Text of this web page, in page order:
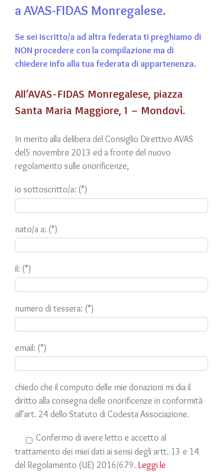
a AVAS-FIDAS Monregalese.
Se sei iscritto/a ad altra federata ti preghiamo di
NON procedere con la compilazione ma di
chiedere info alla tua federata di appartenenza.
All’AVAS-FIDAS Monregalese, piazza
Santa Maria Maggiore, 1 – Mondovì.
In merito alla delibera del Consiglio Direttivo AVAS
del5 novembre 2013 ed a fronte del nuovo
regolamento sulle onorificenze,
io sottoscritto/a: (*)
nato/a a: (*)
il: (*)
numero di tessera: (*)
email: (*)
chiedo che il computo delle mie donazioni mi dia il
diritto alla consegna delle onorificenze in conformità
all’art. 24 dello Statuto di Codesta Associazione.
Confermo di avere letto e accetto al
trattamento dei miei dati ai sensi degli artt. 13 e 14
del Regolamento (UE) 2016/679. Leggi le